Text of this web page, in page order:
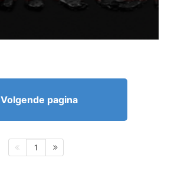
Volgende pagina
1